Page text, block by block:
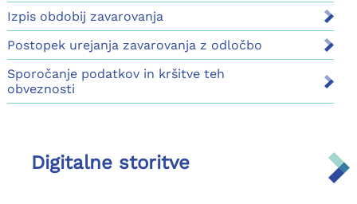
Izpis obdobij zavarovanja
Postopek urejanja zavarovanja z odločbo
Sporočanje podatkov in kršitve teh
obveznosti
Digitalne storitve